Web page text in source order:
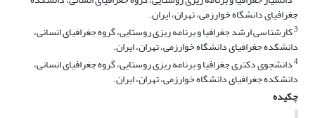
جغرافیای دانشگاه خوارزمی، تهران، ایران.
3کارشناسی ارشد جغرافیا و برنامه ریزی روستایی، گروه جغرافیای انسانی،
دانشکده جغرافیای دانشگاه خوارزمی، تهران، ایران.
4دانشجوی دکتری جغرافیا و برنامه ریزی روستایی، گروه جغرافیای انسانی،
دانشکده جغرافیای دانشگاه خوارزمی، تهران، ایران.
چکیده